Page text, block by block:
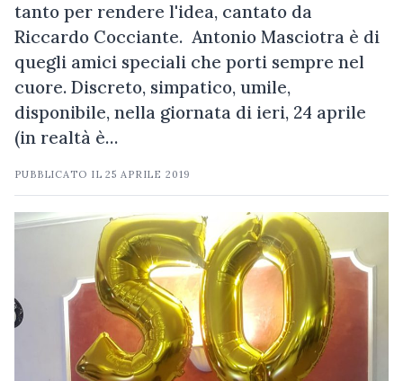
tanto per rendere l'idea, cantato da
Riccardo Cocciante. Antonio Masciotra è di
quegli amici speciali che porti sempre nel
cuore. Discreto, simpatico, umile,
disponibile, nella giornata di ieri, 24 aprile
(in realtà è…
PUBBLICATO IL25 APRILE 2019